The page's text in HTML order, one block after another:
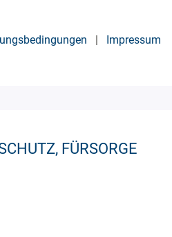
| Impressum
FÜRSORGE